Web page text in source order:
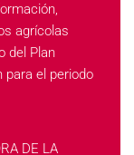
agrícolas
del Plan
para el periodo
DE LA